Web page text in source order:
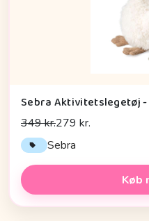
Sebra Aktivitetslegetøj -
349 kr.279 kr.
Sebra
Køb